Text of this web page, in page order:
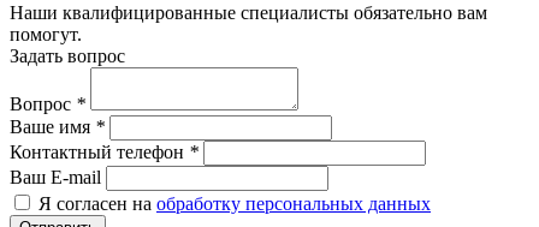
Наши квалифицированные специалисты обязательно вам
помогут.
Задать вопрос
Вопрос *
Ваше имя *
Контактный телефон *
Ваш E-mail
Я согласен на обработку персональных данных